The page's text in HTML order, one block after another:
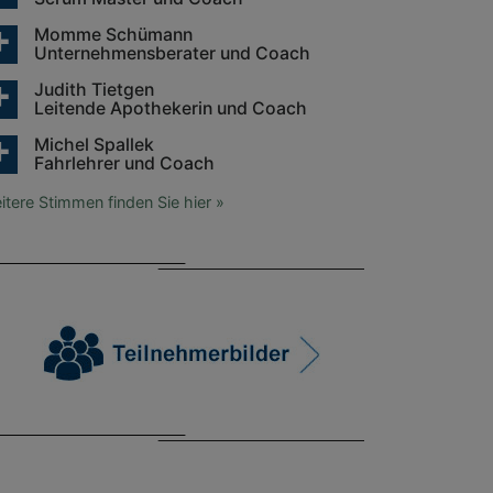
Momme Schümann
Unternehmensberater und Coach
Judith Tietgen
Leitende Apothekerin und Coach
Michel Spallek
Fahrlehrer und Coach
Stimmen finden Sie hier »